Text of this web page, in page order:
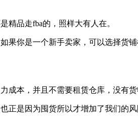
精品走fba的，照样大有人在。
果你是一个新手卖家，可以选择货
本，并且不需要租赁仓库，没有货
正是因为囤货所以才增加了我们的